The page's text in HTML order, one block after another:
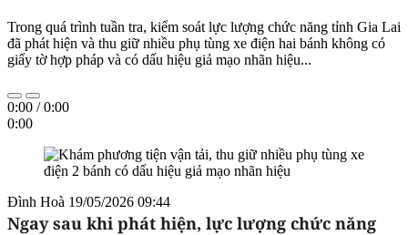
Trong quá trình tuần tra, kiểm soát lực lượng chức năng tỉnh Gia Lai
đã phát hiện và thu giữ nhiều phụ tùng xe điện hai bánh không có
giấy tờ hợp pháp và có dấu hiệu giả mạo nhãn hiệu...
0:00 /0:00
0:00
Đình Hoà 19/05/2026 09:44
Ngay sau khi phát hiện, lực lượng chức năng